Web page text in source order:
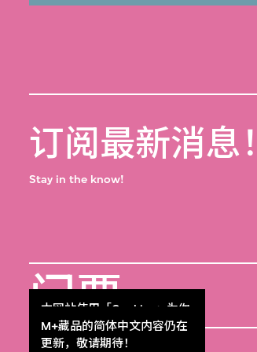
本网站使用「Cookies」为你
提供最好的网站体验。
了解更多
M+藏品的简体中文内容仍在
更新，敬请期待！
订阅最新消息！
Stay in the know!
门票 Get Tickets